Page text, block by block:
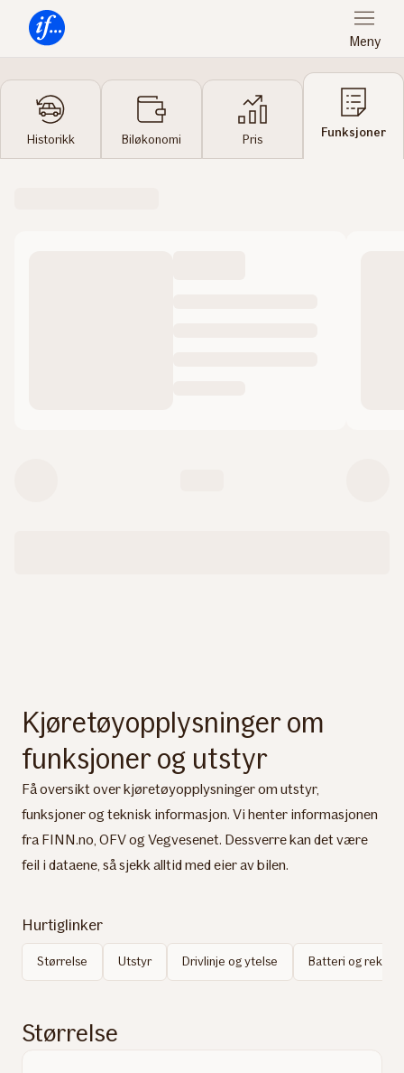
Meny
Historikk Biløkonomi Pris Funksjoner
Kjøretøyopplysninger om
funksjoner og utstyr
Få oversikt over kjøretøyopplysninger om utstyr,
funksjoner og teknisk informasjon. Vi henter informasjonen
fra FINN.no, OFV og Vegvesenet. Dessverre kan det være
feil i dataene, så sjekk alltid med eier av bilen.
Hurtiglinker
Størrelse Utstyr Drivlinje og ytelse Batteri og
Størrelse